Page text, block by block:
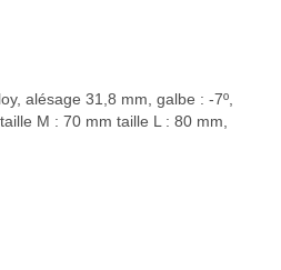
alésage 31,8 mm, galbe : -7º,
M : 70 mm taille L : 80 mm,